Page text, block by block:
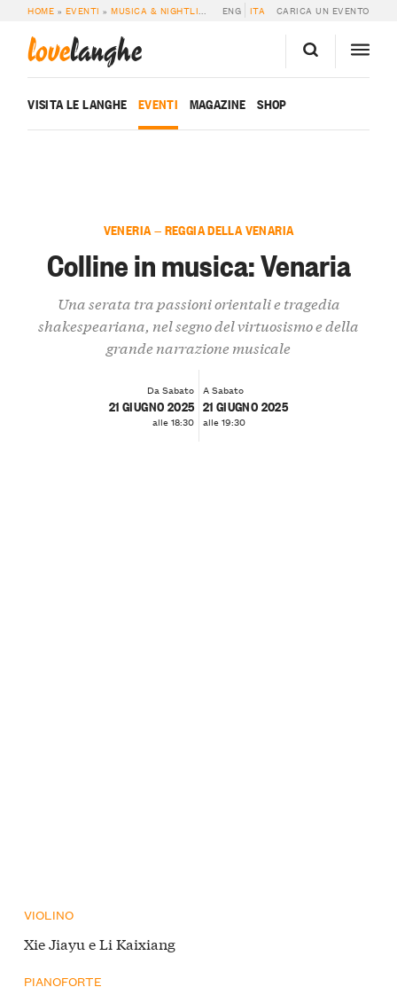
HOME » EVENTI »MUSICA & NIGHTLIFE COLLINE IN MUSICA: VENARIA
ENG ITA CARICA UN EVENTO
lovelanghe
VISITA LE LANGHE EVENTI MAGAZINE SHOP
VENERIA — REGGIA DELLA VENARIA
Colline in musica: Venaria
Una serata tra passioni orientali e tragedia
shakespeariana, nel segno del virtuosismo e della
grande narrazione musicale
Da Sabato
21 GIUGNO 2025
alle 18:30
A Sabato
21 GIUGNO 2025
alle 19:30
VIOLINO
Xie Jiayu e Li Kaixiang
PIANOFORTE